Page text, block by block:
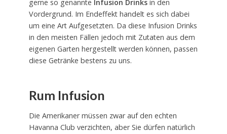
gerne so genannte Infusion Drinksin den
Vordergrund. Im Endeffekt handelt es sich dabei
um eine Art Aufgesetzten. Da diese Infusion Drinks
in den meisten Fällen jedoch mit Zutaten aus dem
eigenen Garten hergestellt werden können, passen
diese Getränke bestens zu uns.
Rum Infusion
Die Amerikaner müssen zwar auf den echten
Havanna Club verzichten, aber Sie dürfen natürlich